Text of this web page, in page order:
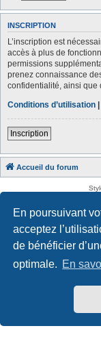
En poursuivant
acceptez
de bénéficier
optimale. En
INSCRIPTION
L’inscription est
accès à plus de
permissions
prenez connaissance
confidentialité, ainsi que
Conditions d’utilisation |
Inscription
Accueil du forum